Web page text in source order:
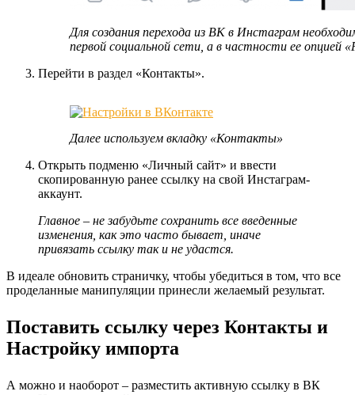
Для создания перехода из ВК в Инстаграм
первой социальной сети, а в частности ее опцией
Перейти в раздел «Контакты».
Далее используем вкладку «Контакты»
Открыть подменю «Личный сайт» и ввести
скопированную ранее ссылку на свой Инстаграм-
аккаунт.
Главное – не забудьте сохранить все введенные
изменения, как это часто бывает, иначе
привязать ссылку так и не удастся.
В идеале обновить страничку, чтобы убедиться в том, что все
проделанные манипуляции принесли желаемый результат.
Поставить ссылку через Контакты и
Настройку импорта
А можно и наоборот – разместить активную ссылку в ВК